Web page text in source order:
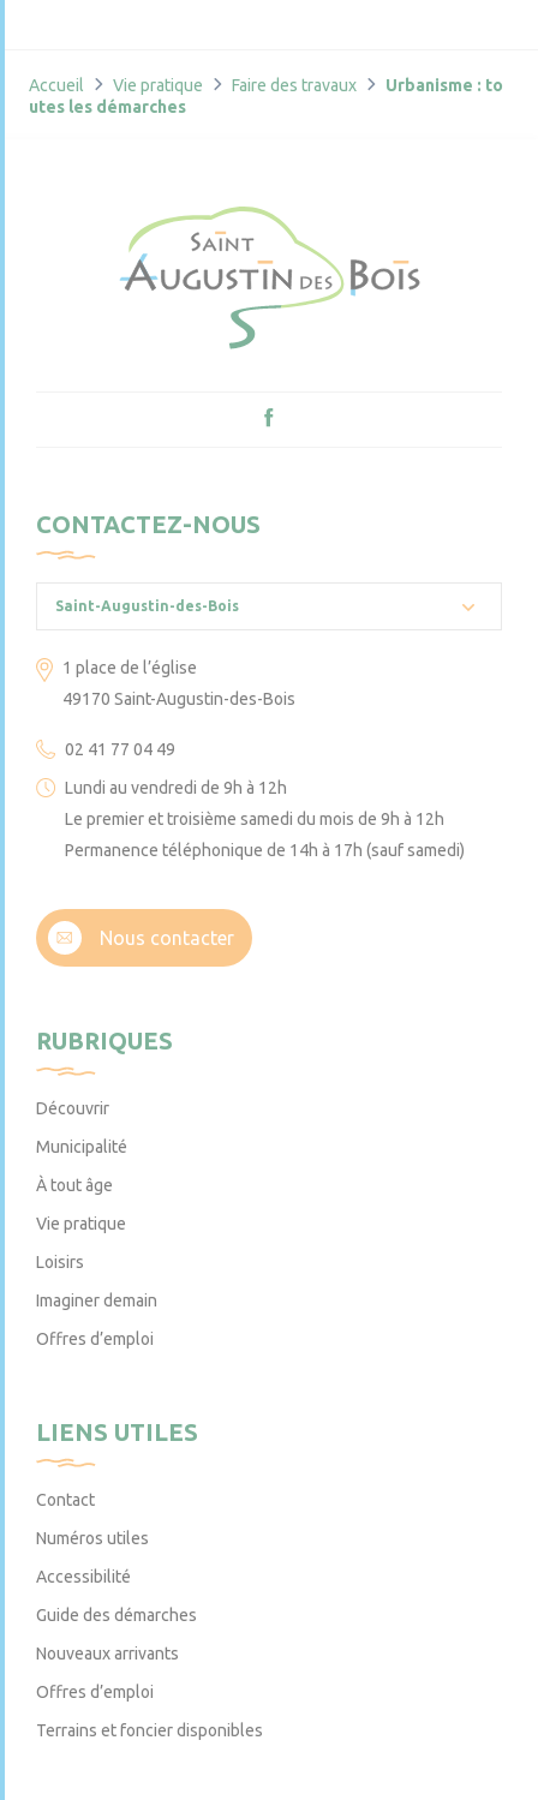
Accueil Vie pratique Faire des travaux
Urbanisme : to
utes les démarches
CONTACTEZ-NOUS
Saint-Augustin-des-Bois
1 place de l’église
49170 Saint-Augustin-des-Bois
02 41 77 04 49
Lundi au vendredi de 9h à 12h
Le premier et troisième samedi du mois de 9h à 12h
Permanence téléphonique de 14h à 17h (sauf samedi)
Nous contacter
RUBRIQUES
Découvrir
Municipalité
À tout âge
Vie pratique
Loisirs
Imaginer demain
Offres d’emploi
LIENS UTILES
Contact
Numéros utiles
Accessibilité
Guide des démarches
Nouveaux arrivants
Offres d’emploi
Terrains et foncier disponibles